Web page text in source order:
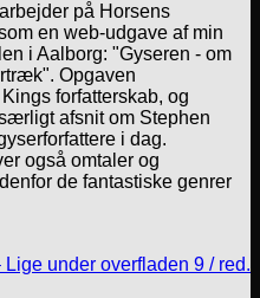
på Horsens
en web-udgave af min
i Aalborg: "Gyseren - om
Opgaven
forfatterskab, og
afsnit om Stephen
i dag.
også omtaler og
de fantastiske genrer
under overfladen 9 / red.